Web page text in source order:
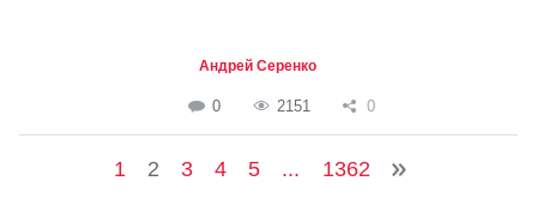
Андрей Серенко
0 2151 0
1 2 3 4 5 ... 1362